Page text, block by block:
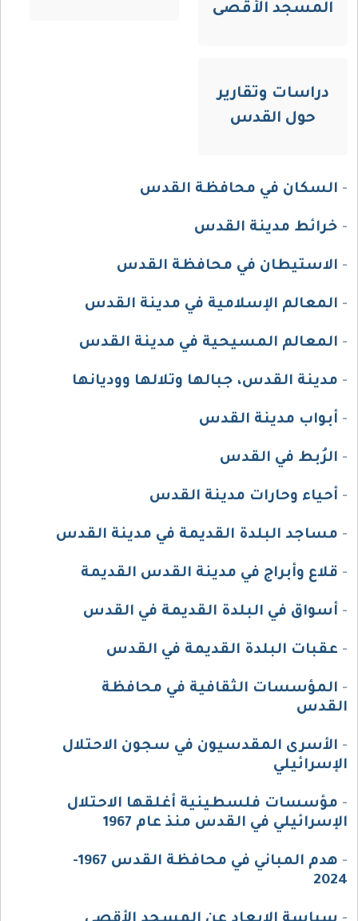
المسجد الأقصى
دراسات وتقارير
حول القدس
- السكان في محافظة القدس
- خرائط مدينة القدس
- الاستيطان في محافظة القدس
- المعالم الإسلامية في مدينة القدس
- المعالم المسيحية في مدينة القدس
- مدينة القدس، جبالها وتلالها ووديانها
- أبواب مدينة القدس
- الرُبط في القدس
- أحياء وحارات مدينة القدس
- مساجد البلدة القديمة في مدينة القدس
- قلاع وأبراج في مدينة القدس القديمة
- أسواق في البلدة القديمة في القدس
- عقبات البلدة القديمة في القدس
- المؤسسات الثقافية في محافظة
القدس
- الأسرى المقدسيون في سجون الاحتلال
الإسرائيلي
- مؤسسات فلسطينية أغلقها الاحتلال
الإسرائيلي في القدس منذ عام 1967
-
هدم المباني في محافظة القدس 1967-
2024